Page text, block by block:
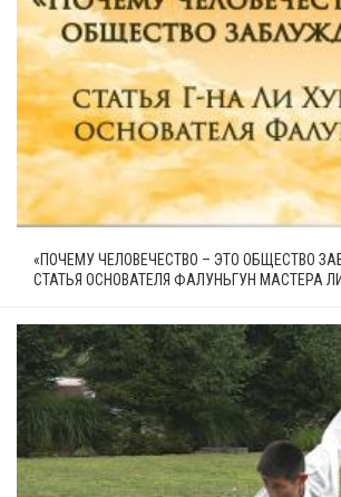
«ПОЧЕМУ ЧЕЛОВЕЧЕСТВО – ЭТО ОБЩЕСТВО
СТАТЬЯ ОСНОВАТЕЛЯ ФАЛУНЬГУН МАСТЕРА